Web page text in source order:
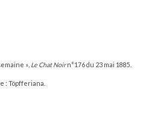
», Le Chat Noirn°176 du 23 mai 1885.
: Töpfferiana.